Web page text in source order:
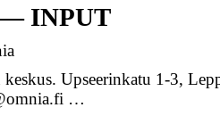
INPUT
Upseerinkatu 1-3,
…